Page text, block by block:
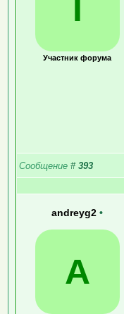
I
Участник форума
Сообщение # 393
andreyg2 •
A